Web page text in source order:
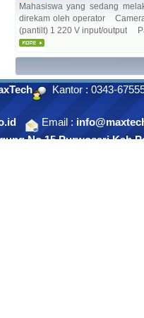
Mahasiswa yang sedang
direkam oleh operator
(pantilt) 1 220 V input/output
Kantor : 0343-
Email :
No 15 Purwosari